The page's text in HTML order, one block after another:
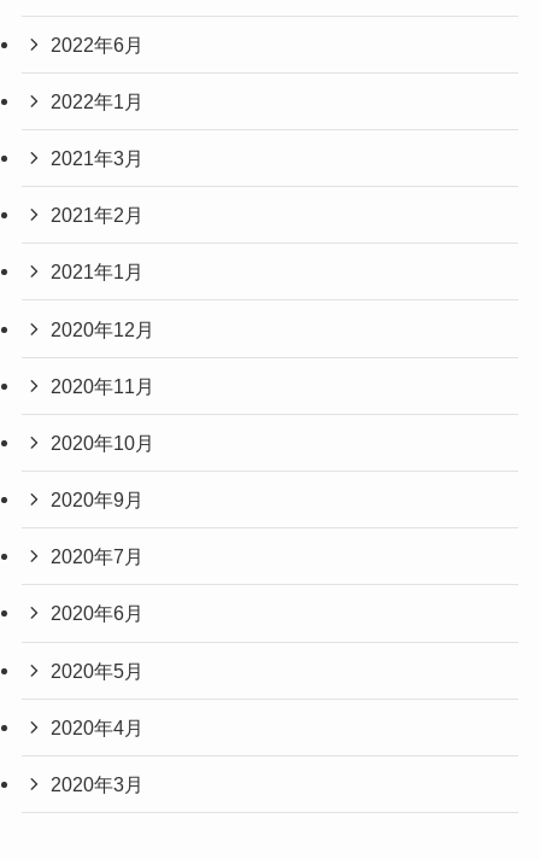
2022年6月
2022年1月
2021年3月
2021年2月
2021年1月
2020年12月
2020年11月
2020年10月
2020年9月
2020年7月
2020年6月
2020年5月
2020年4月
2020年3月